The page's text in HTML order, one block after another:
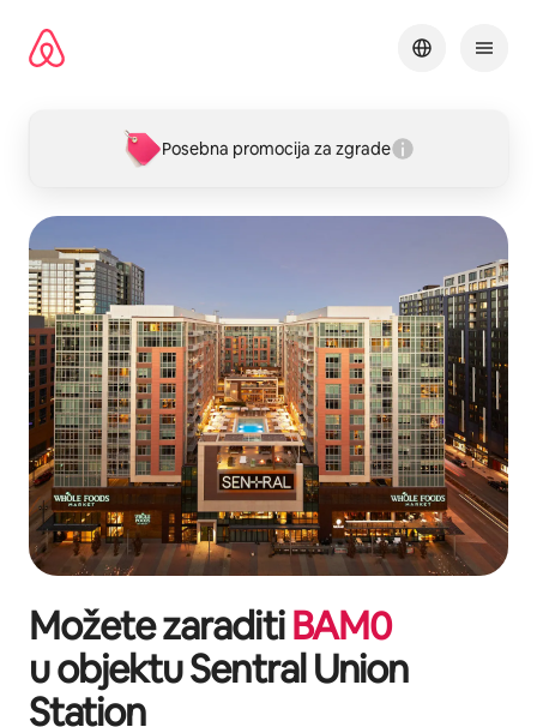
sadržaj
Posebna promocija za zgrade
Možete zaraditiBAM0
u objektuSentral Union
Station